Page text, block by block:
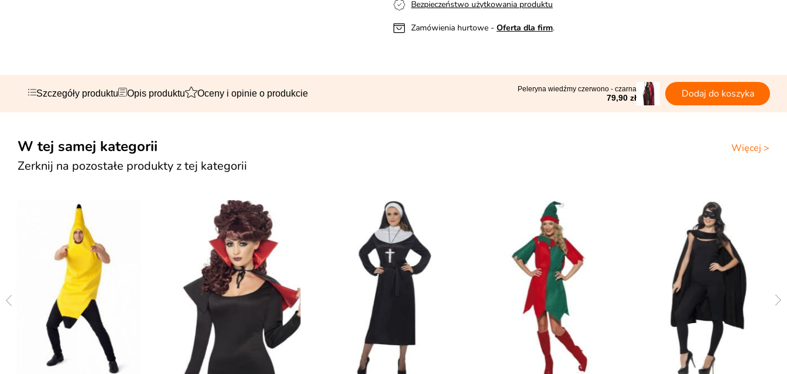
Bezpieczeństwo użytkowania produktu
Zamówienia hurtowe - Oferta dla firm.
Szczegóły produktu Opis produktu Oceny i opinie o produkcie Peleryna wiedźmy czerwono - czarna
79,90 zł Dodaj do koszyka
Więcej >
W tej samej kategorii
Zerknij na pozostałe produkty z tej kategorii